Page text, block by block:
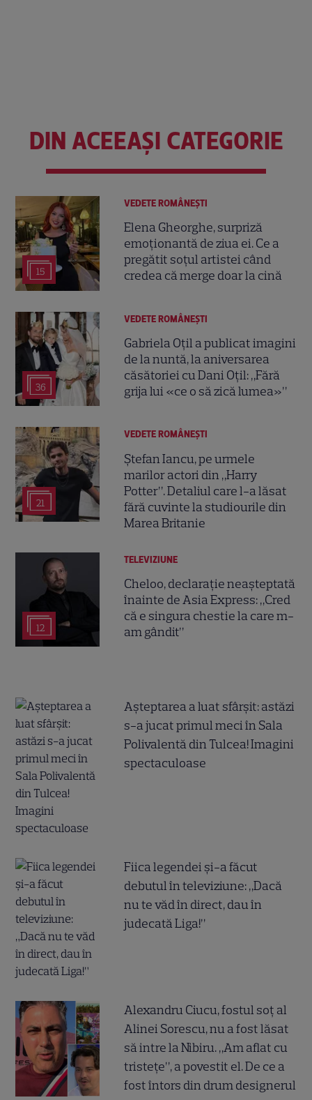
DIN ACEEAȘI CATEGORIE
15
VEDETE ROMÂNEŞTI
Elena Gheorghe, surpriză
emoționantă de ziua ei. Ce a
pregătit soțul artistei când
credea că merge doar la cină
36
VEDETE ROMÂNEŞTI
Gabriela Oțil a publicat imagini
de la nuntă, la aniversarea
căsătoriei cu Dani Oțil: „Fără
grija lui «ce o să zică lumea»”
21
VEDETE ROMÂNEŞTI
Ștefan Iancu, pe urmele
marilor actori din „Harry
Potter”. Detaliul care l-a lăsat
fără cuvinte la studiourile din
Marea Britanie
12
TELEVIZIUNE
Cheloo, declarație neașteptată
înainte de Asia Express: „Cred
că e singura chestie la care m-
am gândit”
Așteptarea a luat sfârșit: astăzi
s-a jucat primul meci în Sala
Polivalentă din Tulcea! Imagini
spectaculoase
Fiica legendei și-a făcut
debutul în televiziune: „Dacă
nu te văd în direct, dau în
judecată Liga!”
Alexandru Ciucu, fostul soț al
Alinei Sorescu, nu a fost lăsat
să intre la Nibiru. „Am aflat cu
tristețe”, a povestit el. De ce a
fost întors din drum designerul